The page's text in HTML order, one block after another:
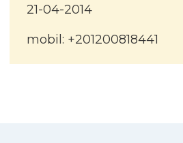
21-04-2014
mobil: +201200818441